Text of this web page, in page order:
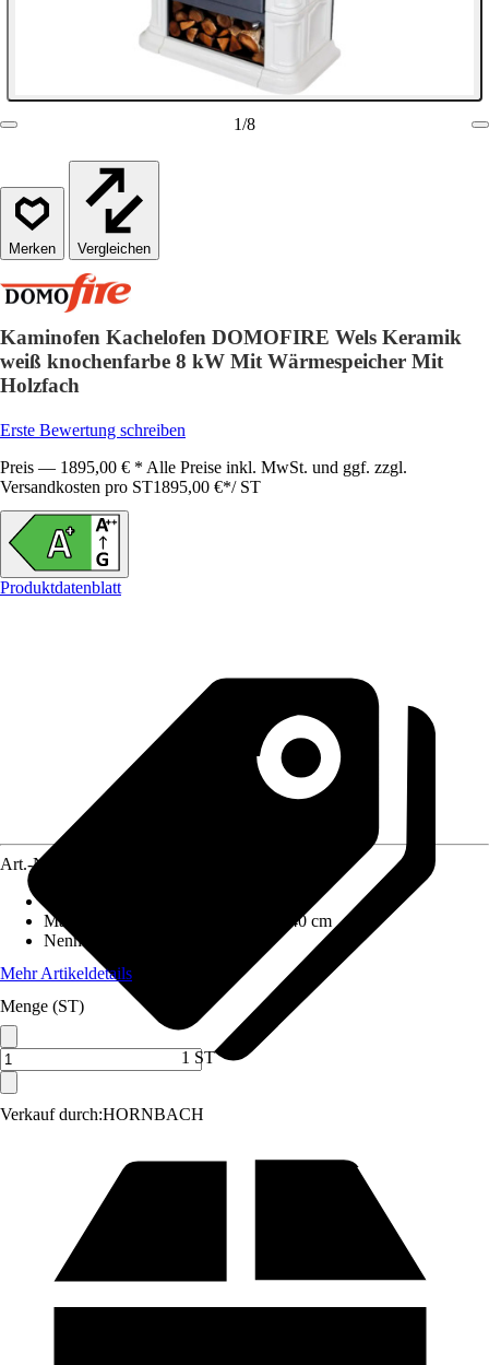
1/8
Vergleichen
Kaminofen Kachelofen DOMOFIRE Wels Keramik
weiß knochenfarbe 8 kW Mit Wärmespeicher Mit
Holzfach
Erste Bewertung schreiben
Preis — 1895,00 € * Alle Preise inkl. MwSt. und ggf. zzgl.
Versandkosten pro ST1895,00 €*/ ST
Produktdatenblatt
Verkauf durch:HORNBACH
Art.-Nr.
Maße (BxHxT)
77 cm x 129 cm x 40 cm
Nennwärmeleistung
Mehr Artikeldetails
Menge (ST)
1 ST